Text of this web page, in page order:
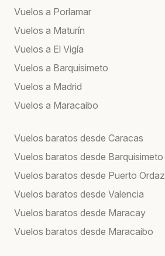
Vuelos a Porlamar
Vuelos a Maturín
Vuelos a El Vigía
Vuelos a Barquisimeto
Vuelos a Madrid
Vuelos a Maracaibo
Vuelos baratos desde Caracas
Vuelos baratos desde Barquisimeto
Vuelos baratos desde Puerto Ordaz
Vuelos baratos desde Valencia
Vuelos baratos desde Maracay
Vuelos baratos desde Maracaibo